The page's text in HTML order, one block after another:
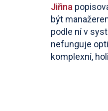
Jiřina
být
podle ní v
nefunguje
komplexní,